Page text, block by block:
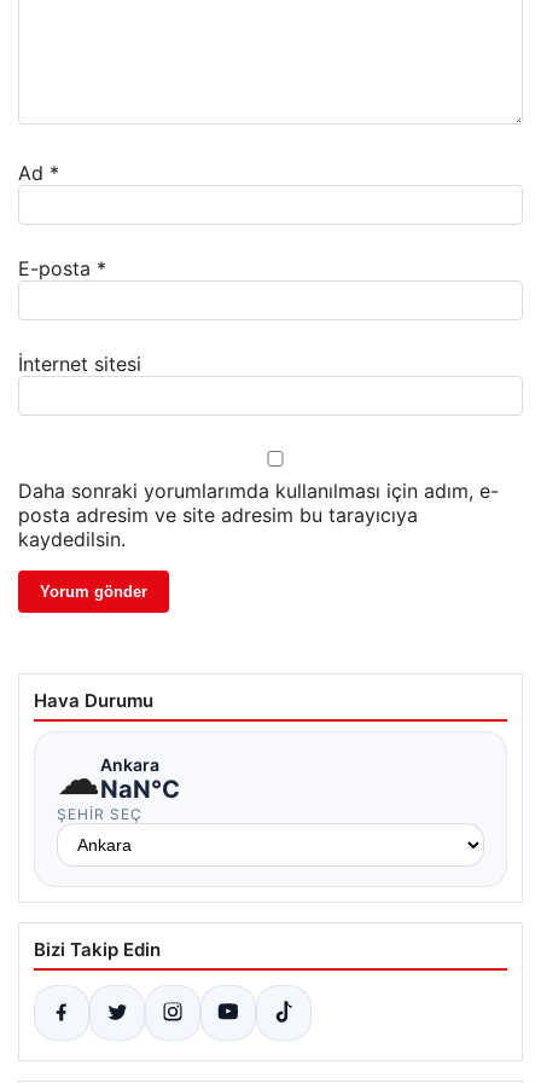
Ad *
E-posta *
İnternet sitesi
Daha sonraki yorumlarımda kullanılması için adım, e-
posta adresim ve site adresim bu tarayıcıya
kaydedilsin.
Hava Durumu
☁Ankara
NaN°C
ŞEHIR SEÇ
Bizi Takip Edin